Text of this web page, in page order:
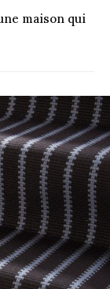
maison qui